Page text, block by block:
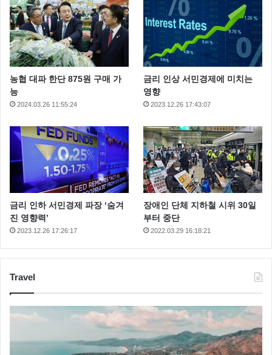
농협 대파 한단 875원 구매 가
능
2024.03.26 11:55:24
금리 인상 서민경제에 미치는
영향
2023.12.26 17:43:07
금리 인하 서민경제 파장 ‘숨겨
진 영향력’
2023.12.26 17:26:17
장애인 단체 지하철 시위 30일
부터 중단
2022.03.29 16:18:21
Travel